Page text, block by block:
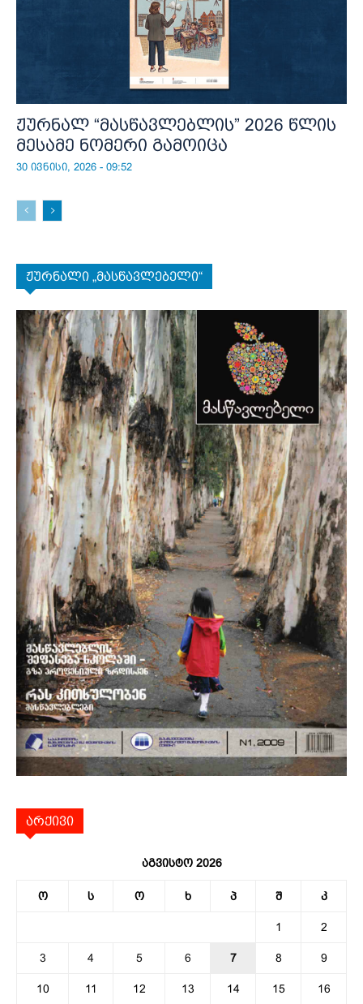
ჟურნალ “მასწავლებლის” 2026 წლის
მესამე ნომერი გამოიცა
30 ივნისი, 2026 - 09:52
ჟურნალი „მასწავლებელი“
არქივი
აგვისტო 2026
ო ს ო ხ პ შ კ
1 2
3 4 5 6 7 8 9
10 11 12 13 14 15 16